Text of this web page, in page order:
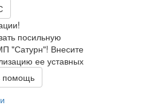
посильную
"Сатурн"! Внесите
ее уставных
помощь